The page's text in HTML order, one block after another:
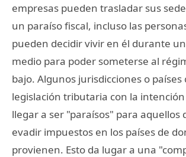
empresas pueden trasladar sus
un paraíso fiscal, incluso las
pueden decidir vivir en él durante
medio para poder someterse al
bajo. Algunos jurisdicciones o
legislación tributaria con la
llegar a ser "paraísos" para aquellos
evadir impuestos en los países de
provienen. Esto da lugar a una